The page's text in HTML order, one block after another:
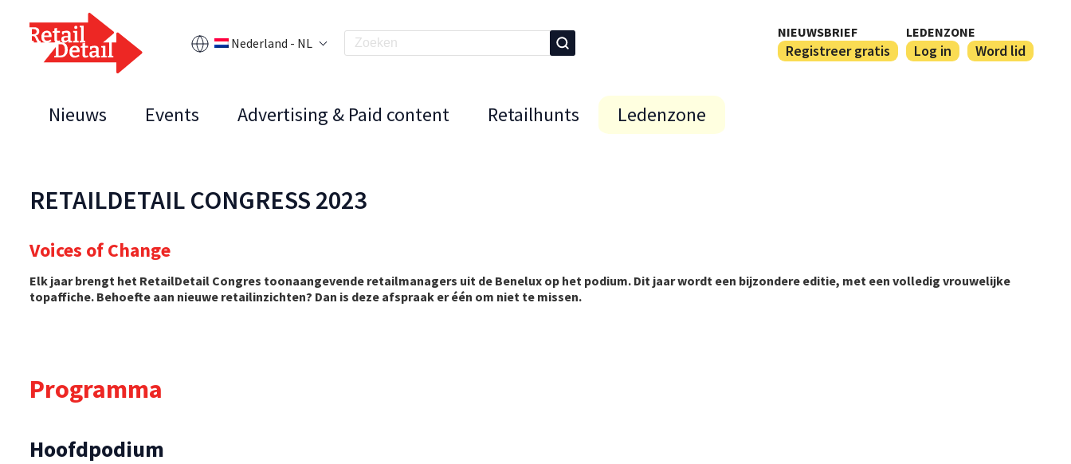
Nederland - NL
NIEUWSBRIEF
Registreer gratis
LEDENZONE
Log in Word lid
Nieuws Events Advertising & Paid content Retailhunts Ledenzone
RETAILDETAIL CONGRESS 2023
Voices of Change
Elk jaar brengt het RetailDetail Congres toonaangevende retailmanagers uit de Benelux op het podium. Dit jaar wordt een bijzondere editie, met een volledig vrouwelijke
topaffiche. Behoefte aan nieuwe retailinzichten? Dan is deze afspraak er één om niet te missen.
Programma
Hoofdpodium